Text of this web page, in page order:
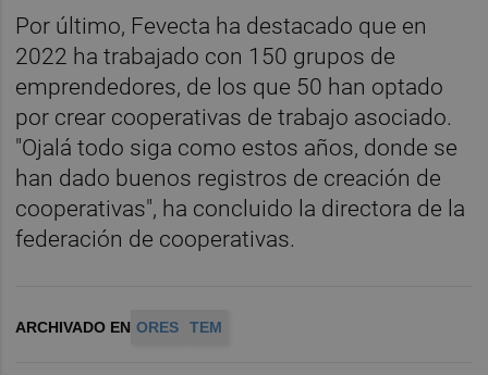
Por último, Fevecta ha destacado que en
2022 ha trabajado con 150 grupos de
emprendedores, de los que 50 han optado
por crear cooperativas de trabajo asociado.
"Ojalá todo siga como estos años, donde se
han dado buenos registros de creación de
cooperativas", ha concluido la directora de la
federación de cooperativas.
ARCHIVADO EN ORES TEM